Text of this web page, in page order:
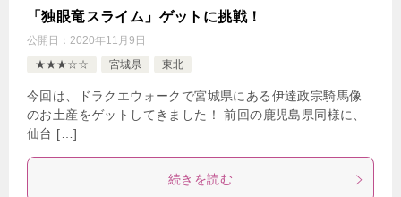
「独眼竜スライム」ゲットに挑戦！
公開日： 2020年11月9日
★★★☆☆
宮城県 東北
今回は、ドラクエウォークで宮城県にある伊達政宗騎馬像
のお土産をゲットしてきました！ 前回の鹿児島県同様に、
仙台 […]
続きを読む